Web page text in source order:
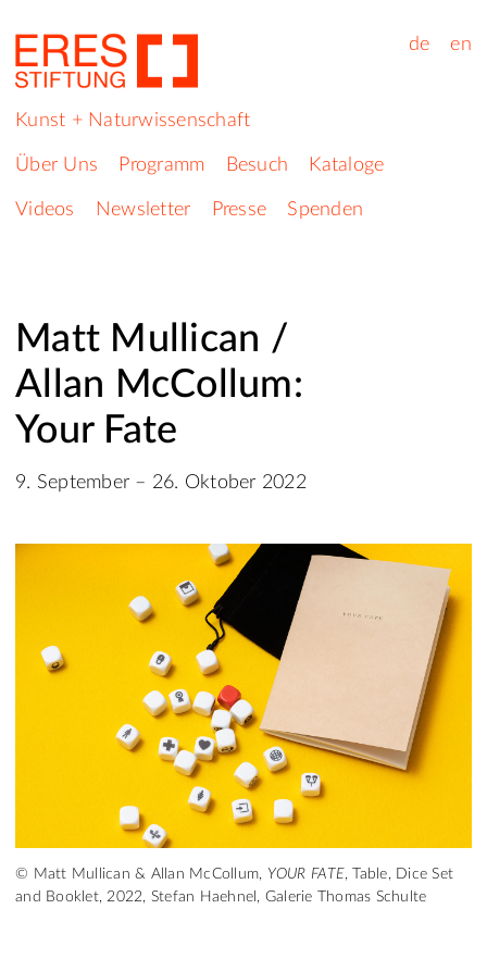
de en
Kunst + Naturwissenschaft
Über Uns Programm Besuch Kataloge
Videos Newsletter Presse Spenden
Matt Mullican /
Allan McCollum:
Your Fate
9. September – 26. Oktober 2022
© Matt Mullican & Allan McCollum, YOUR FATE, Table, Dice Set
and Booklet, 2022, Stefan Haehnel, Galerie Thomas Schulte